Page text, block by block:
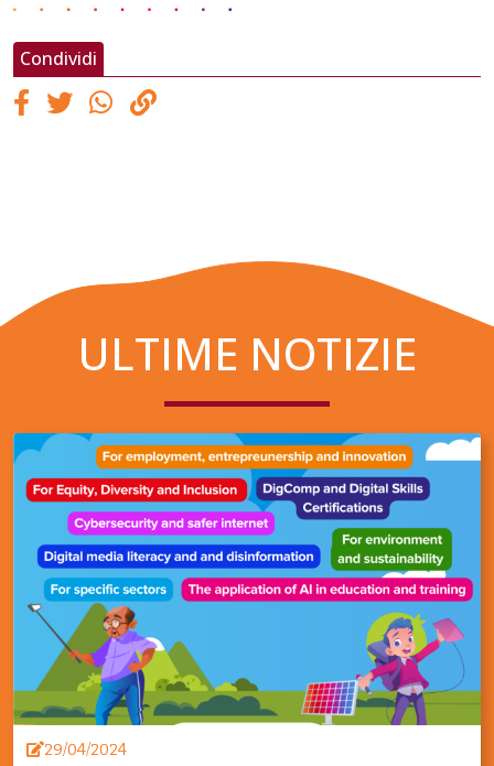
Condividi
ULTIME NOTIZIE
29/04/2024